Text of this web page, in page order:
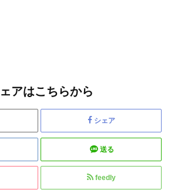
アはこちらから
シェア
送る
feedly